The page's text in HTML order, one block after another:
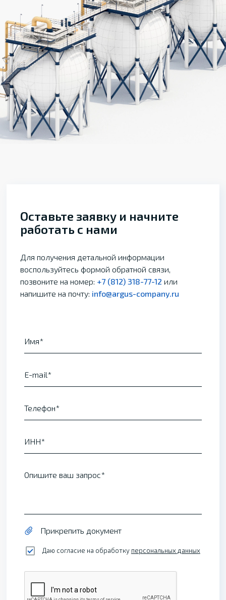
Оставьте заявку и начните
работать с нами
Для получения детальной информации
воспользуйтесь формой обратной связи,
позвоните на номер: +7 (812) 318-77-12 или
напишите на почту: info@argus-company.ru
Имя
E-mail
Телефон
ИНН
Опишите ваш запрос
Прикрепить документ
Даю согласие на обработку персональных данных